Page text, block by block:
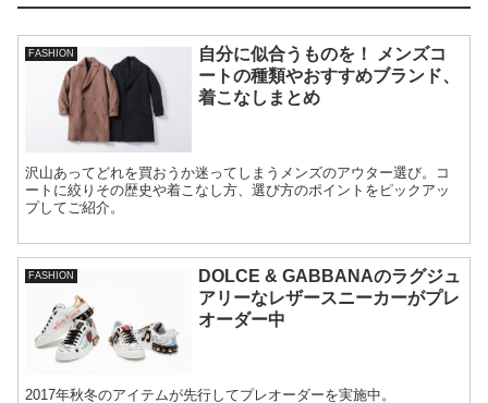
FASHION
自分に似合うものを！ メンズコ
ートの種類やおすすめブランド、
着こなしまとめ
沢山あってどれを買おうか迷ってしまうメンズのアウター選び。コ
ートに絞りその歴史や着こなし方、選び方のポイントをピックアッ
プしてご紹介。
FASHION
DOLCE & GABBANAのラグジュ
アリーなレザースニーカーがプレ
オーダー中
2017年秋冬のアイテムが先行してプレオーダーを実施中。